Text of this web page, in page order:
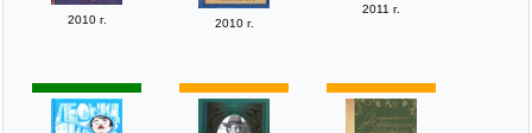
2010 г. 2010 г.
2011 г.